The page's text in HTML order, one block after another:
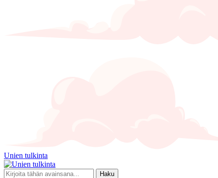
Unien tulkinta
Haku